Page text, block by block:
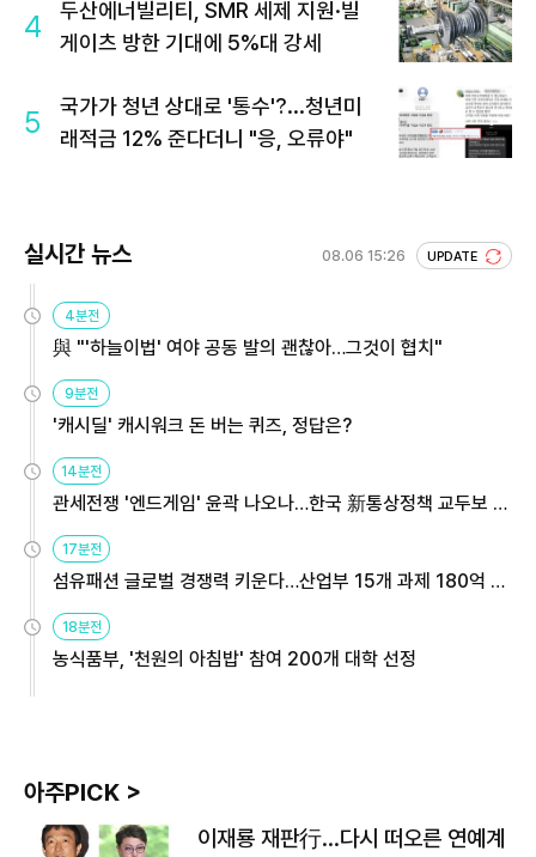
4
두산에너빌리티, SMR 세제 지원·빌
게이츠 방한 기대에 5%대 강세
5
국가가 청년 상대로 '통수'?...청년미
래적금 12% 준다더니 "응, 오류야"
실시간 뉴스 08.06 15:26 UPDATE
4분전
與 "'하늘이법' 여야 공동 발의 괜찮아…그것이 협치"
9분전
'캐시딜' 캐시워크 돈 버는 퀴즈, 정답은?
14분전
관세전쟁 '엔드게임' 윤곽 나오나…한국 新통상정책 교두보 활
용해야
17분전
섬유패션 글로벌 경쟁력 키운다…산업부 15개 과제 180억 지
원
18분전
농식품부, '천원의 아침밥' 참여 200개 대학 선정
아주PICK >
이재룡 재판行…다시 떠오른 연예계